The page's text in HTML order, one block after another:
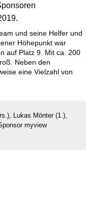
und seine Helfer und
Höhepunkt war
auf Platz 9. Mit ca. 200
Neben den
eine Vielzahl von
Lukas Mönter (1.),
myview